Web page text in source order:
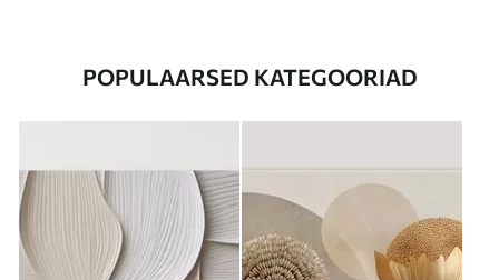
POPULAARSED KATEGOORIAD